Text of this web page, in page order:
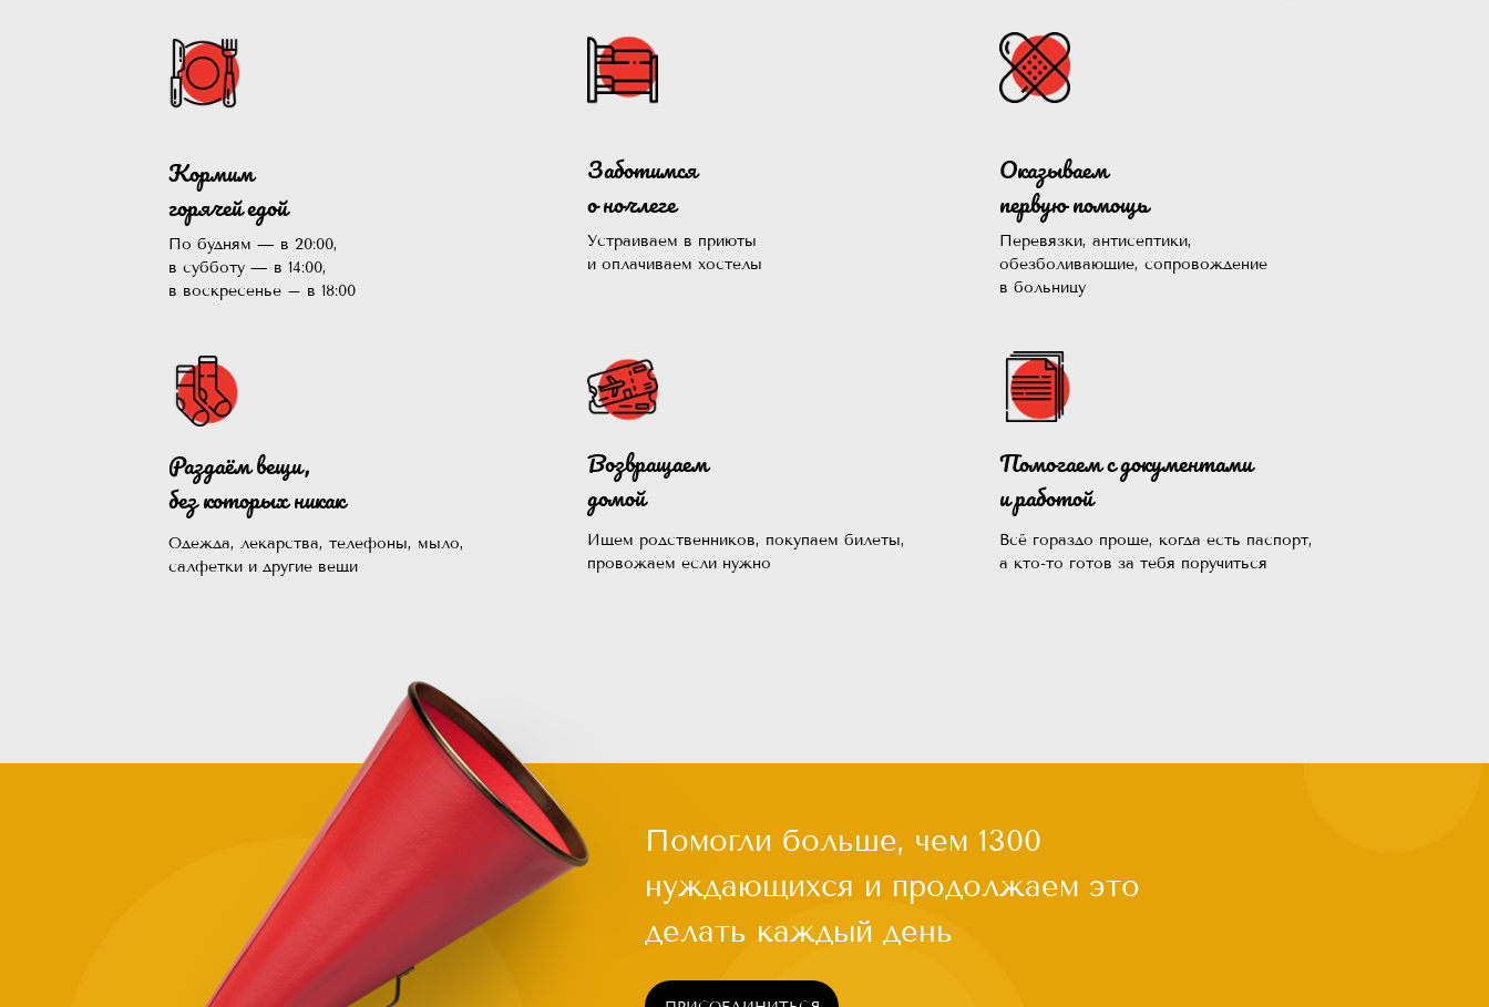
По будням — в 20:00,
в субботу — в 14:00,
в воскресенье – в 18:00
Устраиваем в приюты
и оплачиваем хостелы
Перевязки, антисептики,
обезболивающие, сопровождение
в больницу
Кормим
горячей едой
Заботимся
о ночлеге
Оказываем
первую помощь
Одежда, лекарства, телефоны, мыло,
салфетки и другие вещи
Ищем родственников, покупаем билеты,
провожаем если нужно
Всё гораздо проще, когда есть паспорт,
а кто-то готов за тебя поручиться
Раздаём вещи,
без которых никак
Возвращаем
домой
Помогаем с документами
и работой
нуждающихся и продолжаем это
делать каждый день
Зачем
помогать
нуждающимся
работы из-за здоровья или вовремя не дали
опускает руки. Становится проще сдаться, чем
бороться и идти дальше. Как говорит
силах помочь нуждающимся, просто нужно